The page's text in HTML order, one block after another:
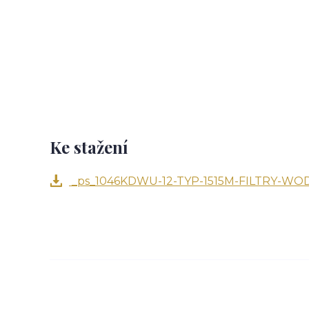
Ke stažení
_ps_1046KDWU-12-TYP-1515M-FILTRY-